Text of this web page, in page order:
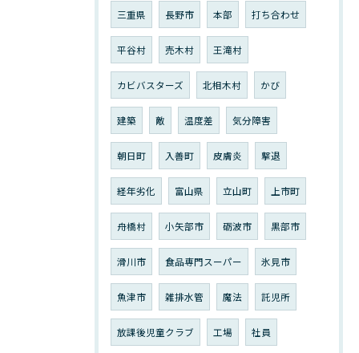
三重県 長野市 本部 打ち合わせ
平谷村 売木村 王滝村
カビバスターズ 北相木村 かび
建築 敵 温度差 気分障害
朝日町 入善町 皮膚炎 撃退
経年劣化 富山県 立山町 上市町
舟橋村 小矢部市 砺波市 黒部市
滑川市 食品専門スーパー 氷見市
魚津市 雑排水管 魔法 託児所
放課後児童クラブ 工場 社員